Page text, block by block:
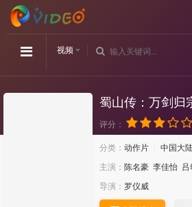
视频
蜀山传：万剑归
评分：
分类： 动作片 中国大
主演： 陈名豪 李佳怡 吕
导演： 罗仪威